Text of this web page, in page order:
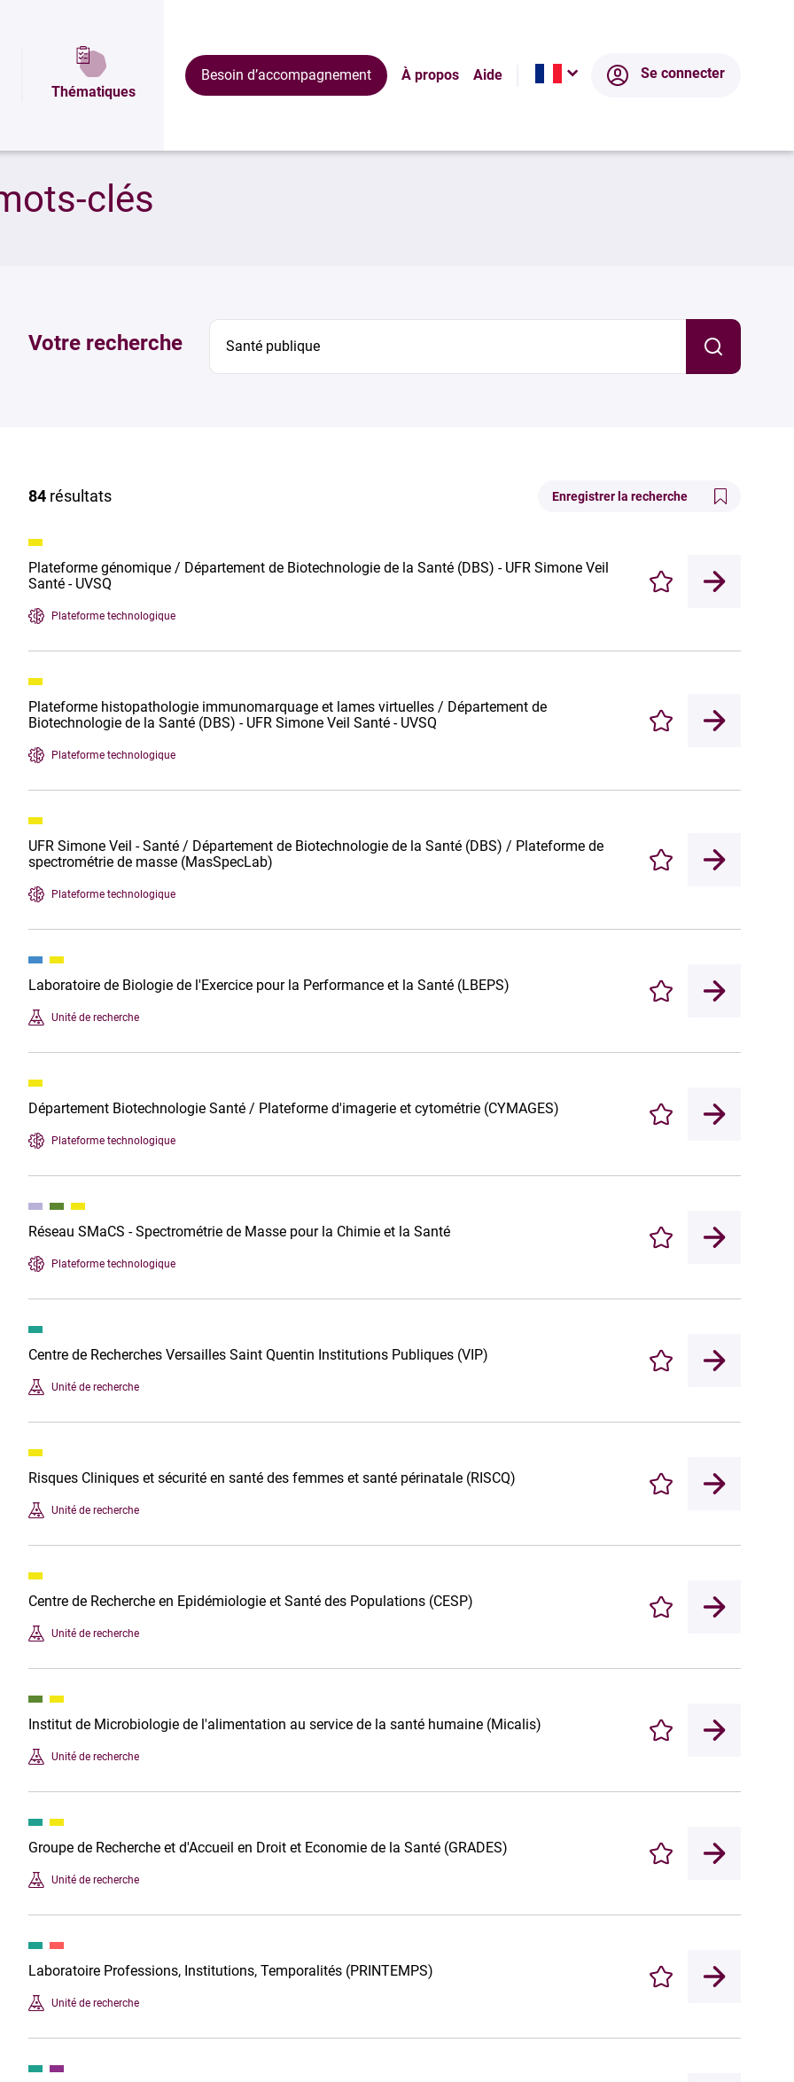
Thématiques
Besoin d’accompagnement À propos Aide Se connecter
clés
Votre recherche
84 résultats Enregistrer la recherche
Plateforme génomique / Département de Biotechnologie de la Santé (DBS) - UFR Simone Veil
Santé - UVSQ
Plateforme technologique
Enregistrer
Plateforme histopathologie immunomarquage et lames virtuelles / Département de
Biotechnologie de la Santé (DBS) - UFR Simone Veil Santé - UVSQ
Plateforme technologique
Enregistrer
UFR Simone Veil - Santé / Département de Biotechnologie de la Santé (DBS) / Plateforme de
spectrométrie de masse (MasSpecLab)
Plateforme technologique
Enregistrer
Laboratoire de Biologie de l'Exercice pour la Performance et la Santé (LBEPS)
Unité de recherche
Enregistrer
Département Biotechnologie Santé / Plateforme d'imagerie et cytométrie (CYMAGES)
Plateforme technologique
Enregistrer
Réseau SMaCS - Spectrométrie de Masse pour la Chimie et la Santé
Plateforme technologique
Enregistrer
Centre de Recherches Versailles Saint Quentin Institutions Publiques (VIP)
Unité de recherche
Enregistrer
Risques Cliniques et sécurité en santé des femmes et santé périnatale (RISCQ)
Unité de recherche
Enregistrer
Centre de Recherche en Epidémiologie et Santé des Populations (CESP)
Unité de recherche
Enregistrer
Institut de Microbiologie de l'alimentation au service de la santé humaine (Micalis)
Unité de recherche
Enregistrer
Groupe de Recherche et d'Accueil en Droit et Economie de la Santé (GRADES)
Unité de recherche
Enregistrer
Laboratoire Professions, Institutions, Temporalités (PRINTEMPS)
Unité de recherche
Enregistrer